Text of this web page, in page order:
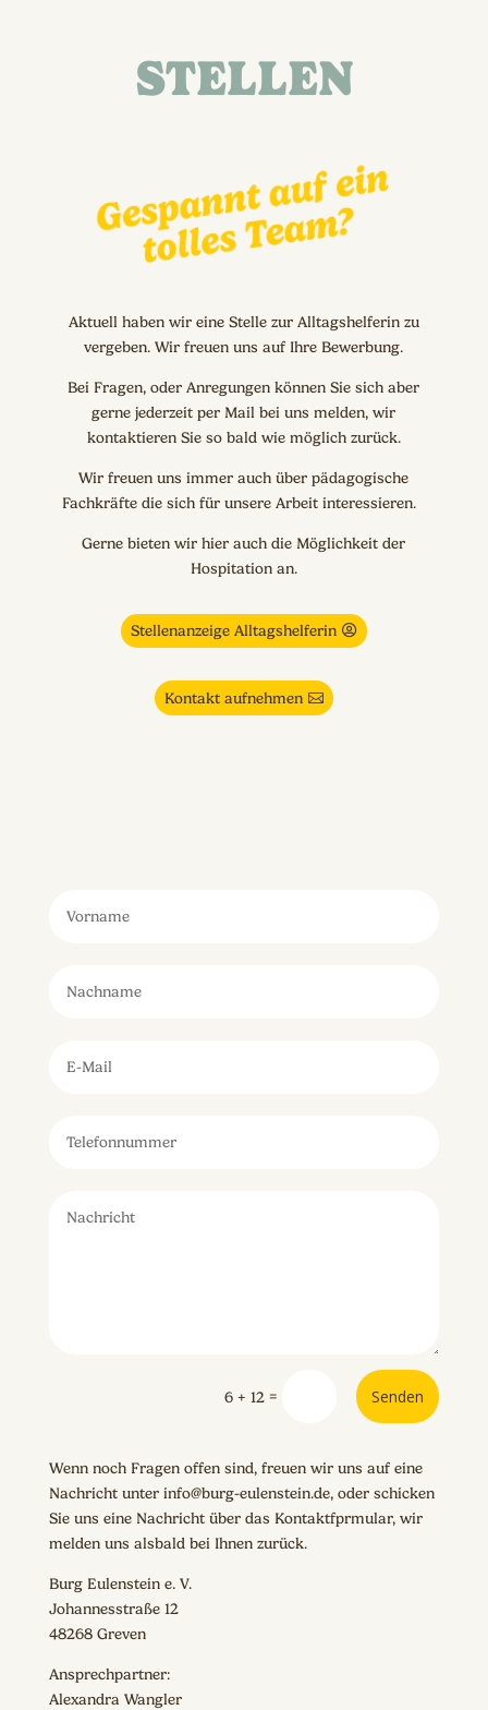
STELLEN
Gespannt auf ein
tolles Team?
Aktuell haben wir eine Stelle zur Alltagshelferin zu
vergeben. Wir freuen uns auf Ihre Bewerbung.
Bei Fragen, oder Anregungen können Sie sich aber
gerne jederzeit per Mail bei uns melden, wir
kontaktieren Sie so bald wie möglich zurück.
Wir freuen uns immer auch über pädagogische
Fachkräfte die sich für unsere Arbeit interessieren.
Gerne bieten wir hier auch die Möglichkeit der
Hospitation an.
Stellenanzeige Alltagshelferin
Kontakt aufnehmen
6 + 12 = Senden
Wenn noch Fragen offen sind, freuen wir uns auf eine
Nachricht unter info@burg-eulenstein.de, oder schicken
Sie uns eine Nachricht über das Kontaktfprmular, wir
melden uns alsbald bei Ihnen zurück.
Burg Eulenstein e. V.
Johannesstraße 12
48268 Greven
Ansprechpartner:
Alexandra Wangler